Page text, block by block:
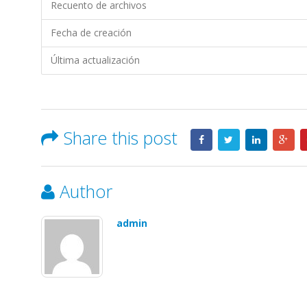
FISH
Recuento de archivos
Fecha de creación
Última actualización
Share this post
Author
admin